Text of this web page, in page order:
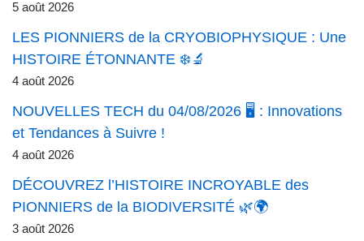
5 août 2026
LES PIONNIERS de la CRYOBIOPHYSIQUE : Une
HISTOIRE ÉTONNANTE ❄️🔬
4 août 2026
NOUVELLES TECH du 04/08/2026 🖥️ : Innovations
et Tendances à Suivre !
4 août 2026
DÉCOUVREZ l’HISTOIRE INCROYABLE des
PIONNIERS de la BIODIVERSITÉ 🌿🌍
3 août 2026